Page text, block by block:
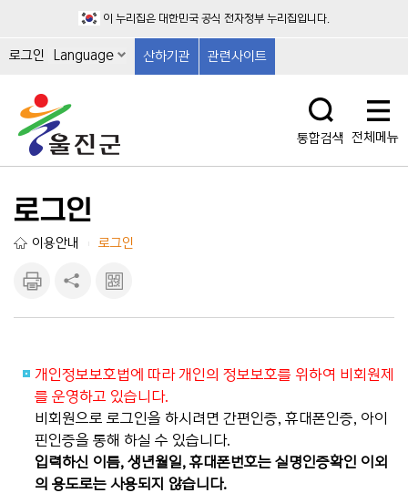
이 누리집은 대한민국 공식 전자정부 누리집입니다.
로그인 Language 산하기관 관련사이트
통합검색 전체메뉴
로그인
이용안내 로그인
기
기
크 보
개인정보보호법에 따라 개인의 정보보호를 위하여 비회원제
를 운영하고 있습니다.
비회원으로 로그인을 하시려면 간편인증, 휴대폰인증, 아이
핀인증을 통해 하실 수 있습니다.
입력하신 이름, 생년월일, 휴대폰번호는 실명인증확인 이외
의 용도로는 사용되지 않습니다.